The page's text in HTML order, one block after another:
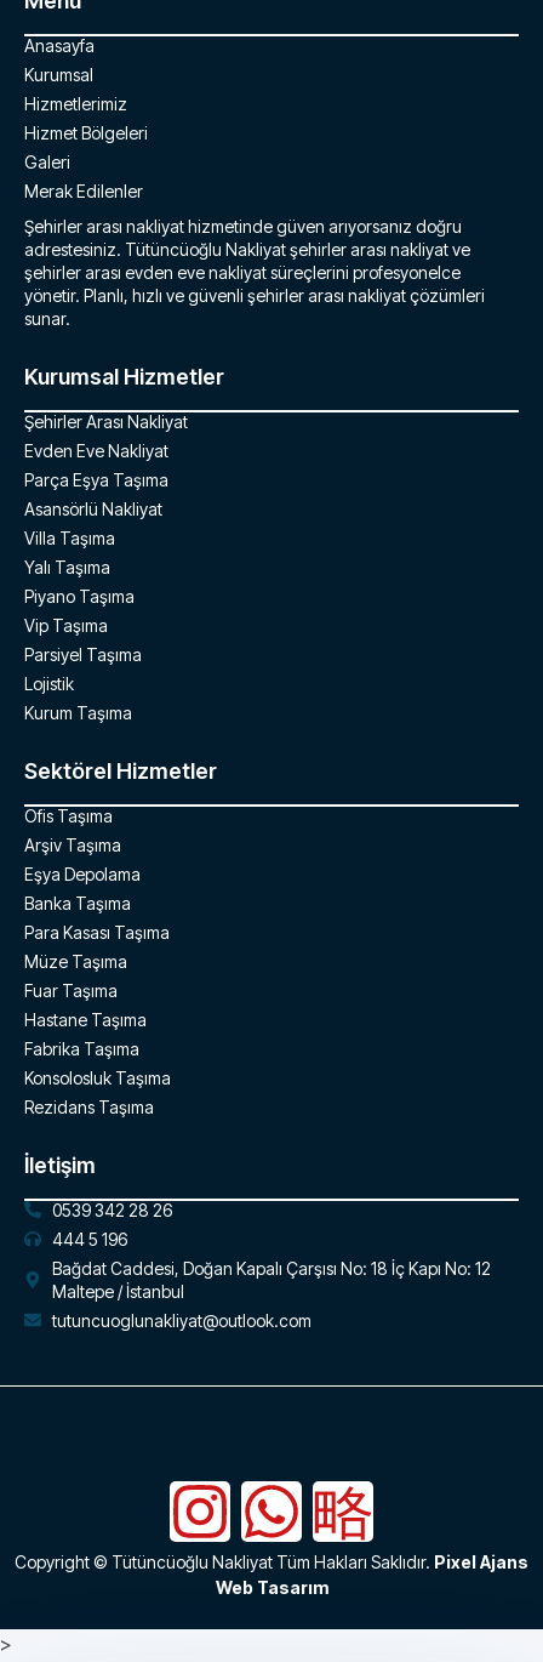
Anasayfa
Kurumsal
Hizmetlerimiz
Hizmet Bölgeleri
Galeri
Merak Edilenler
Şehirler arası nakliyat hizmetinde güven arıyorsanız doğru
adrestesiniz. Tütüncüoğlu Nakliyat şehirler arası nakliyat ve
şehirler arası evden eve nakliyat süreçlerini profesyonelce
yönetir. Planlı, hızlı ve güvenli şehirler arası nakliyat çözümleri
sunar.
Kurumsal Hizmetler
Şehirler Arası Nakliyat
Evden Eve Nakliyat
Parça Eşya Taşıma
Asansörlü Nakliyat
Villa Taşıma
Yalı Taşıma
Piyano Taşıma
Vip Taşıma
Parsiyel Taşıma
Lojistik
Kurum Taşıma
Sektörel Hizmetler
Ofis Taşıma
Arşiv Taşıma
Eşya Depolama
Banka Taşıma
Para Kasası Taşıma
Müze Taşıma
Fuar Taşıma
Hastane Taşıma
Fabrika Taşıma
Konsolosluk Taşıma
Rezidans Taşıma
İletişim
0539 342 28 26
444 5 196
Bağdat Caddesi, Doğan Kapalı Çarşısı No: 18 İç Kapı No: 12
Maltepe / İstanbul
tutuncuoglunakliyat@outlook.com
Copyright © Tütüncüoğlu Nakliyat Tüm Hakları Saklıdır. Pixel Ajans
Web Tasarım
>